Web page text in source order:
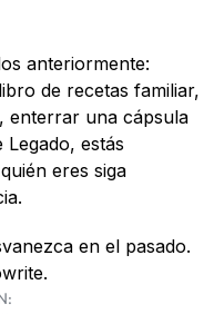
anteriormente:
de recetas familiar,
enterrar una cápsula
estás
eres siga